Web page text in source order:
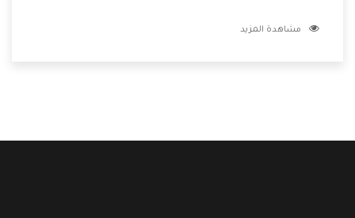
الشركة بها والتى تكون منها خدمة الصيانة التى تكون من أهم
مشاهدة المزيد